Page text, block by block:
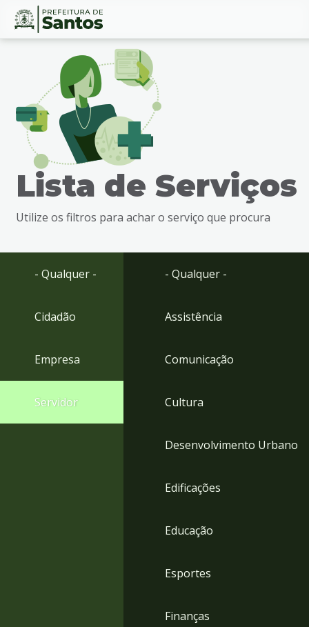
Ir
busca
Ir
Conteúdo
Lista de Serviços
Utilize os filtros para achar o serviço que procura
- Qualquer -
Cidadão
Empresa
Servidor
- Qualquer -
Assistência
Comunicação
Cultura
Desenvolvimento Urbano
Edificações
Educação
Esportes
Finanças